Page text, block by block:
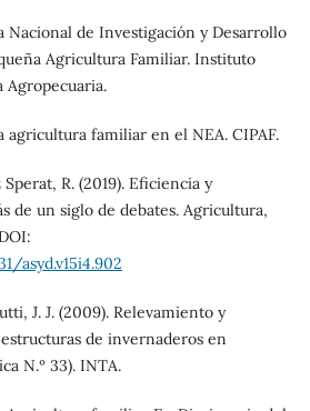
Nacional de Investigación y Desarrollo
Agricultura Familiar. Instituto
Agropecuaria.
agricultura familiar en el NEA. CIPAF.
R. (2019). Eficiencia y
de un siglo de debates. Agricultura,
asyd.v15i4.902
J. J. (2009). Relevamiento y
de invernaderos en
N.º 33). INTA.